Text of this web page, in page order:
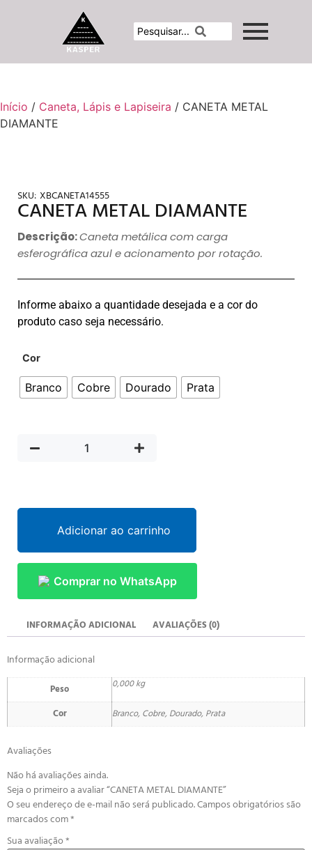
Início / Caneta, Lápis e Lapiseira / CANETA METAL
DIAMANTE
SKU: XBCANETA14555
CANETA METAL DIAMANTE
Descrição:Caneta metálica com carga
esferográfica azul e acionamento por rotação.
Informe abaixo a quantidade desejada e a cor do
produto caso seja necessário.
Cor
Branco Cobre Dourado Prata
Adicionar ao carrinho
Comprar no WhatsApp
INFORMAÇÃO ADICIONAL AVALIAÇÕES (0)
Informação adicional
Peso 0,000 kg
Cor Branco, Cobre, Dourado, Prata
Avaliações
Não há avaliações ainda.
Seja o primeiro a avaliar “CANETA METAL DIAMANTE”
O seu endereço de e-mail não será publicado.Campos obrigatórios são
marcados com*
Sua avaliação*